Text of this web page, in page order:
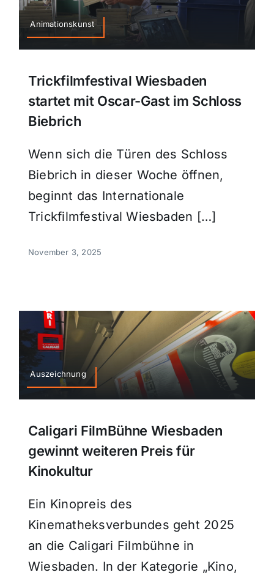
Sport
Panorama
Galerie
Verkehrsmeldungen
Gewinnspiele
Animationskunst
Trickfilmfestival Wiesbaden
startet mit Oscar-Gast im Schloss
Biebrich
Wenn sich die Türen des Schloss
Biebrich in dieser Woche öffnen,
beginnt das Internationale
Trickfilmfestival Wiesbaden […]
November 3, 2025
Auszeichnung
Caligari FilmBühne Wiesbaden
gewinnt weiteren Preis für
Kinokultur
Ein Kinopreis des
Kinematheksverbundes geht 2025
an die Caligari Filmbühne in
Wiesbaden. In der Kategorie „Kino,